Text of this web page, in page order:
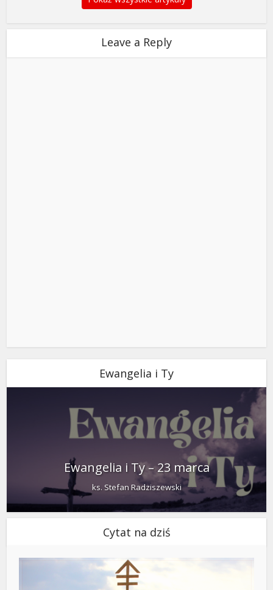
Leave a Reply
Ewangelia i Ty
Ewangelia i Ty – 23 marca
ks. Stefan Radziszewski
Cytat na dziś